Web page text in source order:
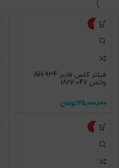
ویژه
فیلتر گلس فایبر 934-AH
واتمن 047-1827
تومان
ویژه